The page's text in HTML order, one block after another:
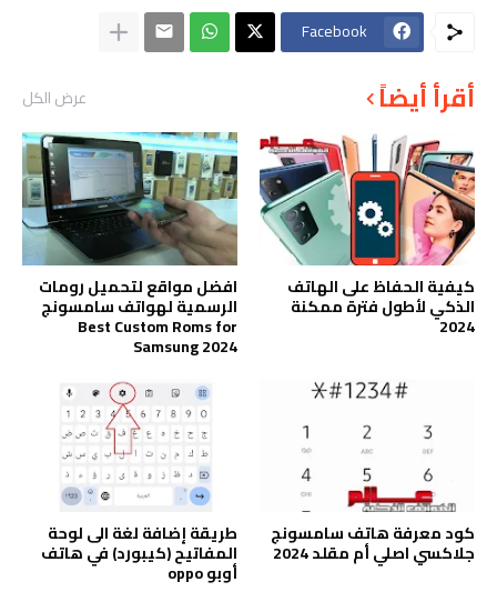
Facebook
أقرأ أيضاً عرض الكل
كيفية الحفاظ على الهاتف
الذكي لأطول فترة ممكنة
2024
افضل مواقع لتحميل رومات
الرسمية لهواتف سامسونج
Best Custom Roms for
Samsung 2024
كود معرفة هاتف سامسونج
جلاكسي اصلي أم مقلد 2024
طريقة إضافة لغة الى لوحة
المفاتيح (كيبورد) في هاتف
أوبو oppo